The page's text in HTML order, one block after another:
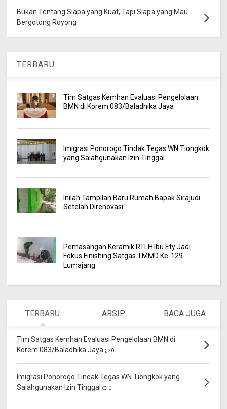
Bukan Tentang Siapa yang Kuat, Tapi Siapa yang Mau
Bergotong Royong
TERBARU
Tim Satgas Kemhan Evaluasi Pengelolaan
BMN di Korem 083/Baladhika Jaya
Imigrasi Ponorogo Tindak Tegas WN Tiongkok
yang Salahgunakan Izin Tinggal
Inilah Tampilan Baru Rumah Bapak Sirajudi
Setelah Direnovasi
Pemasangan Keramik RTLH Ibu Ety Jadi
Fokus Finishing Satgas TMMD Ke-129
Lumajang
TERBARU ARSIP BACA JUGA
Tim Satgas Kemhan Evaluasi Pengelolaan BMN di
Korem 083/Baladhika Jaya
0
Imigrasi Ponorogo Tindak Tegas WN Tiongkok yang
Salahgunakan Izin Tinggal
0